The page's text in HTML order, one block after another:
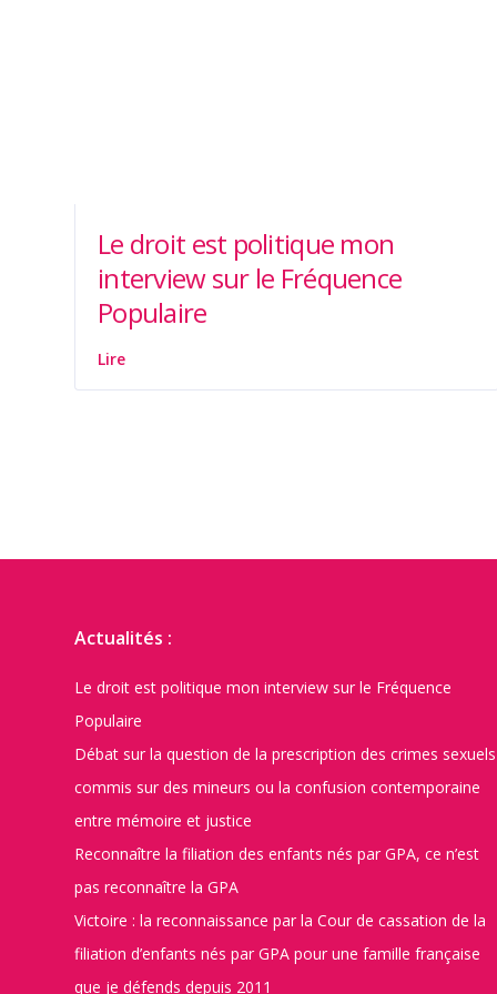
Le droit est politique mon
interview sur le Fréquence
Populaire
Lire
Actualités :
Le droit est politique mon interview sur le Fréquence
Populaire
Débat sur la question de la prescription des crimes sexuels
commis sur des mineurs ou la confusion contemporaine
entre mémoire et justice
Reconnaître la filiation des enfants nés par GPA, ce n’est
pas reconnaître la GPA
Victoire : la reconnaissance par la Cour de cassation de la
filiation d’enfants nés par GPA pour une famille française
que je défends depuis 2011